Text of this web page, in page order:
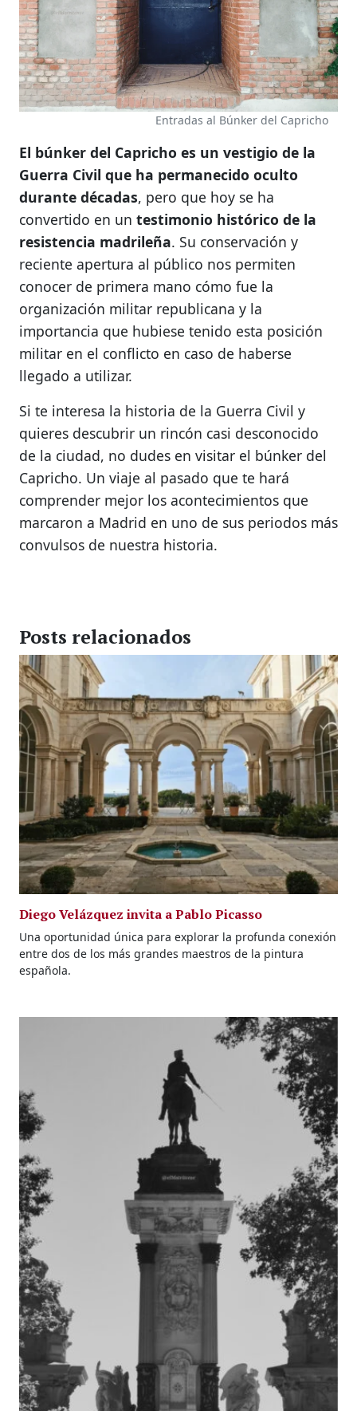
Entradas al Búnker del Capricho
El búnker del Capricho es un vestigio de la
Guerra Civil que ha permanecido oculto
durante décadas, pero que hoy se ha
convertido en un testimonio histórico de la
resistencia madrileña. Su conservación y
reciente apertura al público nos permiten
conocer de primera mano cómo fue la
organización militar republicana y la
importancia que hubiese tenido esta posición
militar en el conflicto en caso de haberse
llegado a utilizar.
Si te interesa la historia de la Guerra Civil y
quieres descubrir un rincón casi desconocido
de la ciudad, no dudes en visitar el búnker del
Capricho. Un viaje al pasado que te hará
comprender mejor los acontecimientos que
marcaron a Madrid en uno de sus periodos más
convulsos de nuestra historia.
Posts relacionados
Diego Velázquez invita a Pablo Picasso
Una oportunidad única para explorar la profunda conexión
entre dos de los más grandes maestros de la pintura
española.